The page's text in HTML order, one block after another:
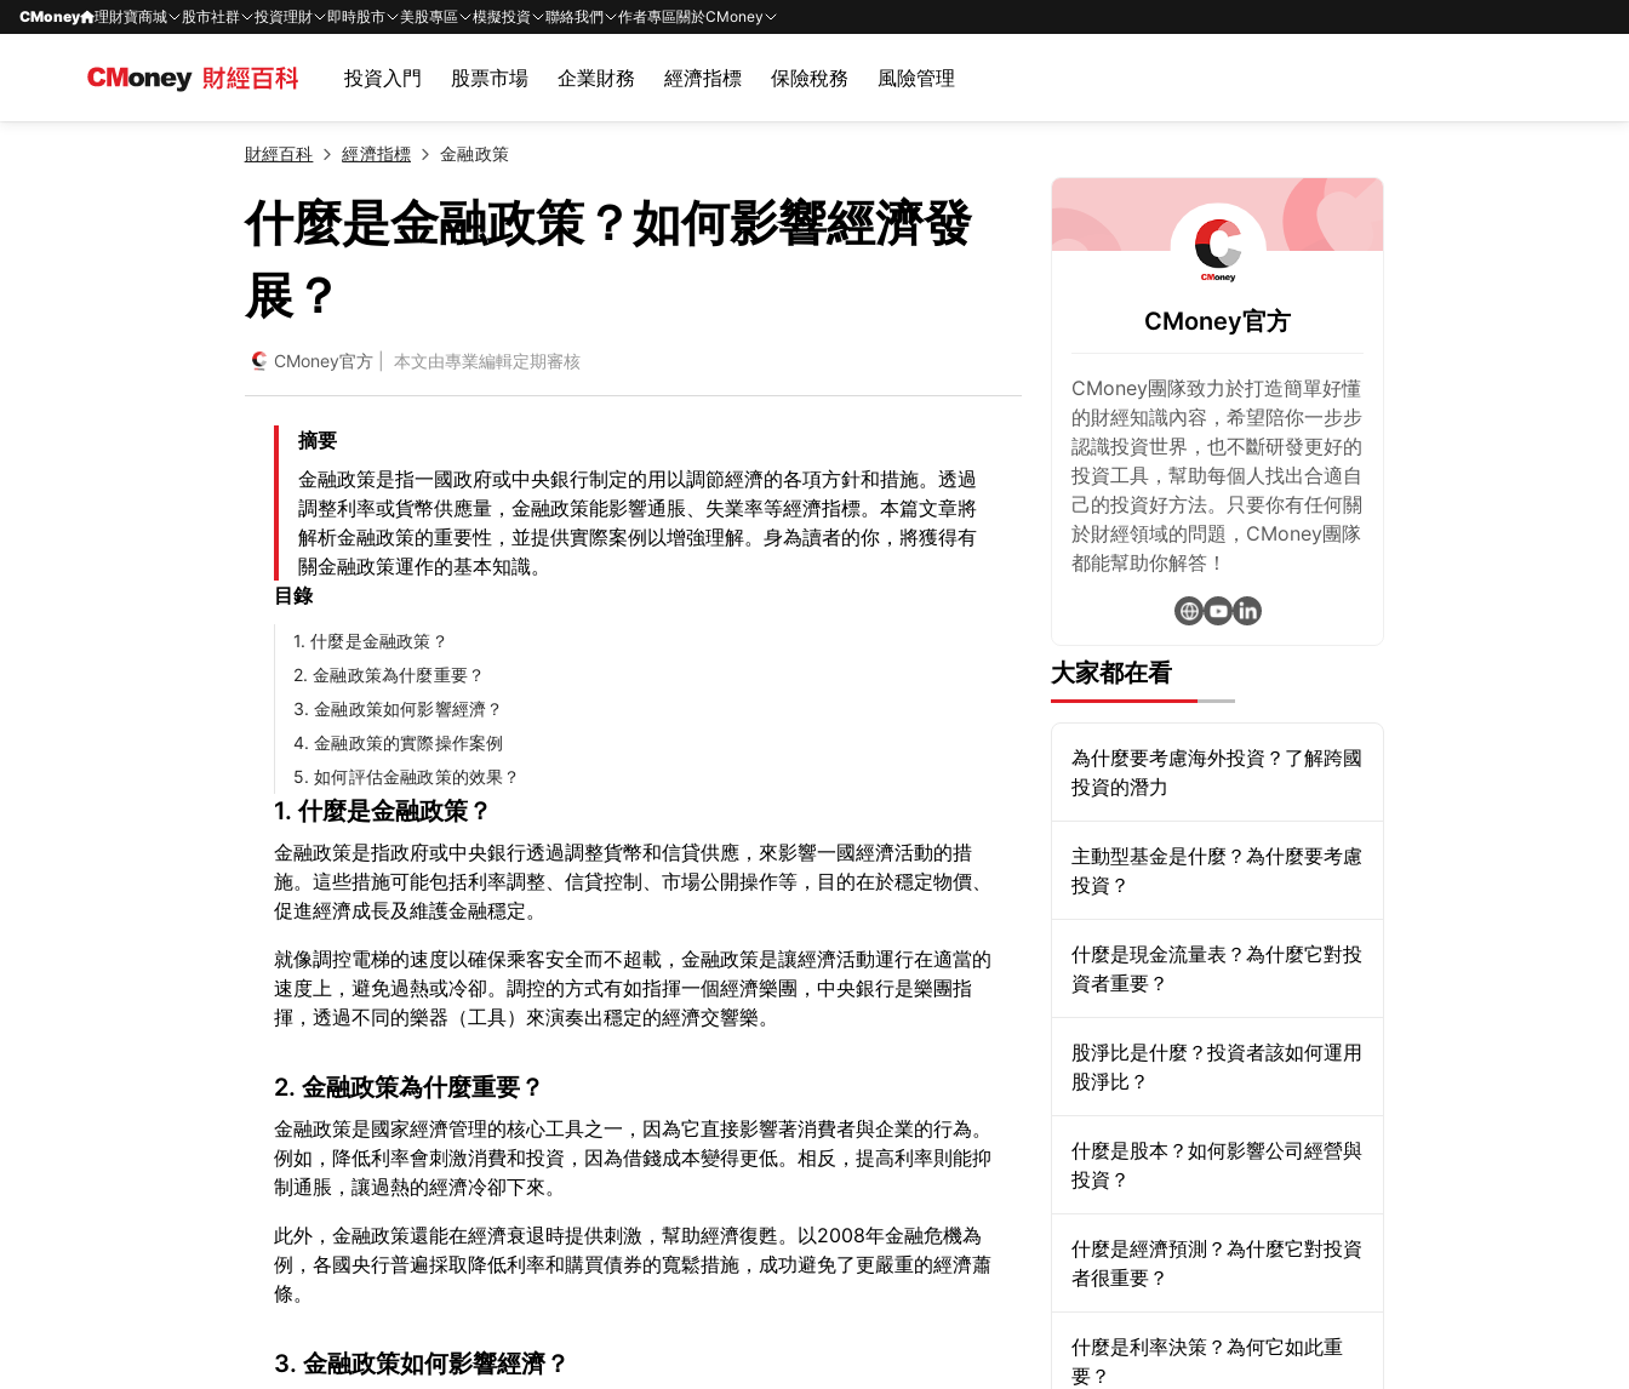
CMoney 理財寶商城 股市社群 投資理財 即時股市 美股專區 模擬投資 聯絡我們 作者專區關於CMoney
投資入門 股票市場 企業財務 經濟指標 保險稅務 風險管理
財經百科 經濟指標 金融政策
什麼是金融政策？如何影響經濟發
展？
CMoney官方| 本文由專業編輯定期審核
摘要
金融政策是指一國政府或中央銀行制定的用以調節經濟的各項方針和措施。透過
調整利率或貨幣供應量，金融政策能影響通脹、失業率等經濟指標。本篇文章將
解析金融政策的重要性，並提供實際案例以增強理解。身為讀者的你，將獲得有
關金融政策運作的基本知識。
目錄
1. 什麼是金融政策？
2. 金融政策為什麼重要？
3. 金融政策如何影響經濟？
4. 金融政策的實際操作案例
5. 如何評估金融政策的效果？
1. 什麼是金融政策？
金融政策是指政府或中央銀行透過調整貨幣和信貸供應，來影響一國經濟活動的措
施。這些措施可能包括利率調整、信貸控制、市場公開操作等，目的在於穩定物價、
就像調控電梯的速度以確保乘客安全而不超載，金融政策是讓經濟活動運行在適當的
速度上，避免過熱或冷卻。調控的方式有如指揮一個經濟樂團，中央銀行是樂團指
2. 金融政策為什麼重要？
金融政策是國家經濟管理的核心工具之一，因為它直接影響著消費者與企業的行為。
例如，降低利率會刺激消費和投資，因為借錢成本變得更低。相反，提高利率則能抑
此外，金融政策還能在經濟衰退時提供刺激，幫助經濟復甦。以2008年金融危機為
例，各國央行普遍採取降低利率和購買債券的寬鬆措施，成功避免了更嚴重的經濟蕭
3. 金融政策如何影響經濟？
CMoney官方
CMoney團隊致力於打造簡單好懂
的財經知識內容，希望陪你一步步
認識投資世界，也不斷研發更好的
投資工具，幫助每個人找出合適自
己的投資好方法。只要你有任何關
於財經領域的問題，CMoney團隊
都能幫助你解答！
大家都在看
為什麼要考慮海外投資？了解跨國
投資的潛力
主動型基金是什麼？為什麼要考慮
投資？
什麼是現金流量表？為什麼它對投
資者重要？
股淨比是什麼？投資者該如何運用
股淨比？
什麼是股本？如何影響公司經營與
投資？
什麼是經濟預測？為什麼它對投資
者很重要？
什麼是利率決策？為何它如此重
要？